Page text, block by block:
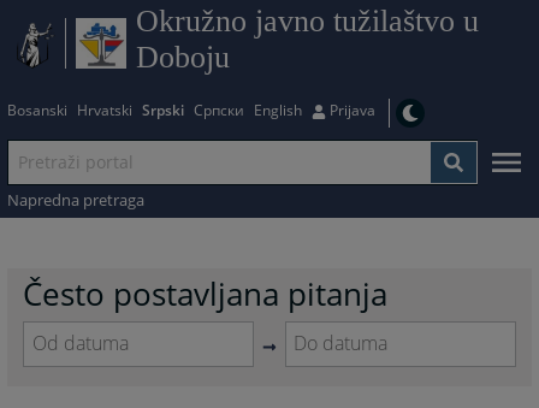
Okružno javno tužilaštvo u
Doboju
Bosanski Hrvatski Srpski Српски English Prijava
Napredna pretraga
Često postavljana pitanja